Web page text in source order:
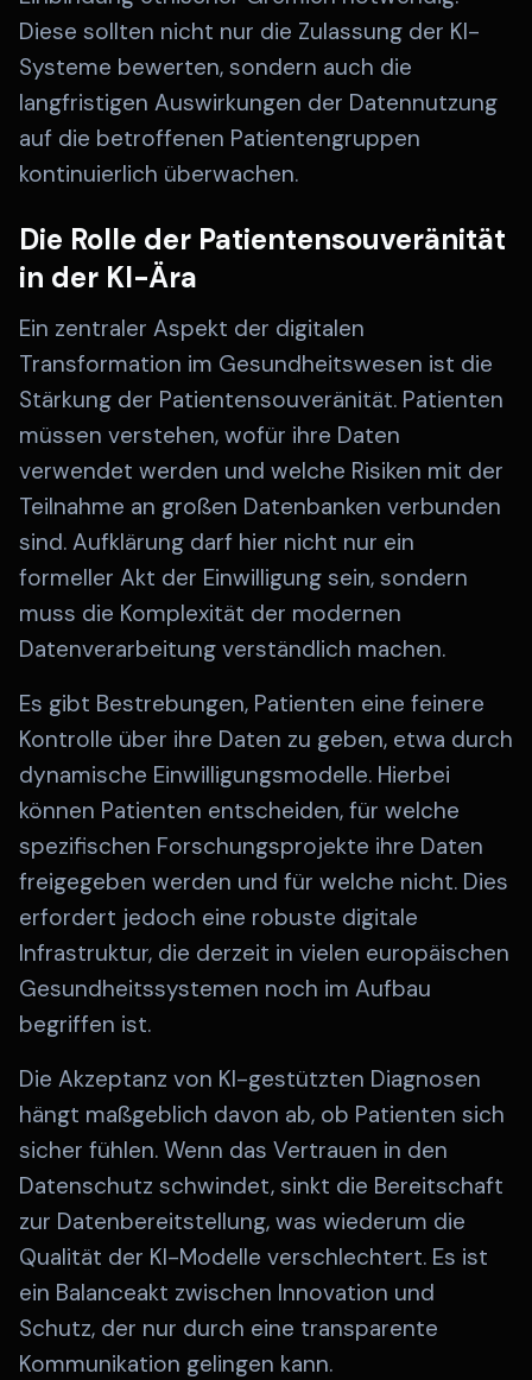
Diese sollten nicht nur die Zulassung der KI-
Systeme bewerten, sondern auch die
langfristigen Auswirkungen der Datennutzung
auf die betroffenen Patientengruppen
kontinuierlich überwachen.
Die Rolle der Patientensouveränität
in der KI-Ära
Ein zentraler Aspekt der digitalen
Transformation im Gesundheitswesen ist die
Stärkung der Patientensouveränität. Patienten
müssen verstehen, wofür ihre Daten
verwendet werden und welche Risiken mit der
Teilnahme an großen Datenbanken verbunden
sind. Aufklärung darf hier nicht nur ein
formeller Akt der Einwilligung sein, sondern
muss die Komplexität der modernen
Datenverarbeitung verständlich machen.
Es gibt Bestrebungen, Patienten eine feinere
Kontrolle über ihre Daten zu geben, etwa durch
dynamische Einwilligungsmodelle. Hierbei
können Patienten entscheiden, für welche
spezifischen Forschungsprojekte ihre Daten
freigegeben werden und für welche nicht. Dies
erfordert jedoch eine robuste digitale
Infrastruktur, die derzeit in vielen europäischen
Gesundheitssystemen noch im Aufbau
begriffen ist.
Die Akzeptanz von KI-gestützten Diagnosen
hängt maßgeblich davon ab, ob Patienten sich
sicher fühlen. Wenn das Vertrauen in den
Datenschutz schwindet, sinkt die Bereitschaft
zur Datenbereitstellung, was wiederum die
Qualität der KI-Modelle verschlechtert. Es ist
ein Balanceakt zwischen Innovation und
Schutz, der nur durch eine transparente
Kommunikation gelingen kann.